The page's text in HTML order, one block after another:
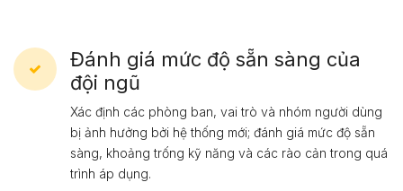
Đánh giá mức độ sẵn sàng của
đội ngũ
Xác định các phòng ban, vai trò và nhóm người dùng
bị ảnh hưởng bởi hệ thống mới; đánh giá mức độ sẵn
sàng, khoảng trống kỹ năng và các rào cản trong quá
trình áp dụng.